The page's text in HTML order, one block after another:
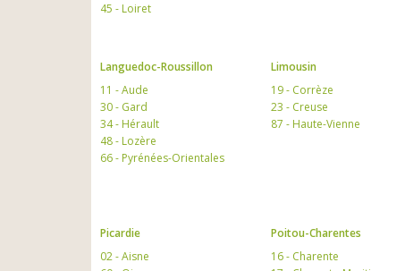
45 - Loiret
Languedoc-Roussillon
11 - Aude
30 - Gard
34 - Hérault
48 - Lozère
66 - Pyrénées-Orientales
Limousin
19 - Corrèze
23 - Creuse
87 - Haute-Vienne
Picardie
02 - Aisne
Poitou-Charentes
16 - Charente